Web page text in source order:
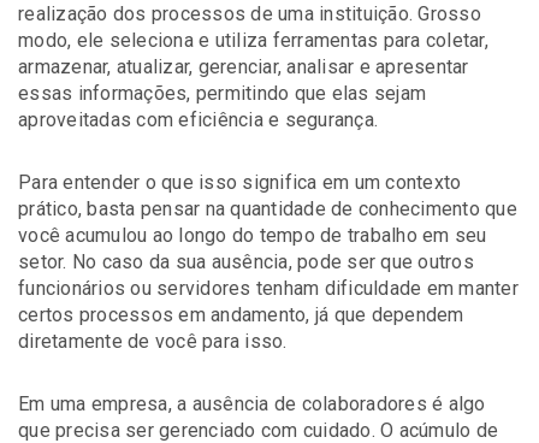
realização dos processos de uma instituição. Grosso
modo, ele seleciona e utiliza ferramentas para coletar,
armazenar, atualizar, gerenciar, analisar e apresentar
essas informações, permitindo que elas sejam
aproveitadas com eficiência e segurança.
Para entender o que isso significa em um contexto
prático, basta pensar na quantidade de conhecimento que
você acumulou ao longo do tempo de trabalho em seu
setor. No caso da sua ausência, pode ser que outros
funcionários ou servidores tenham dificuldade em manter
certos processos em andamento, já que dependem
diretamente de você para isso.
Em uma empresa, a ausência de colaboradores é algo
que precisa ser gerenciado com cuidado. O acúmulo de